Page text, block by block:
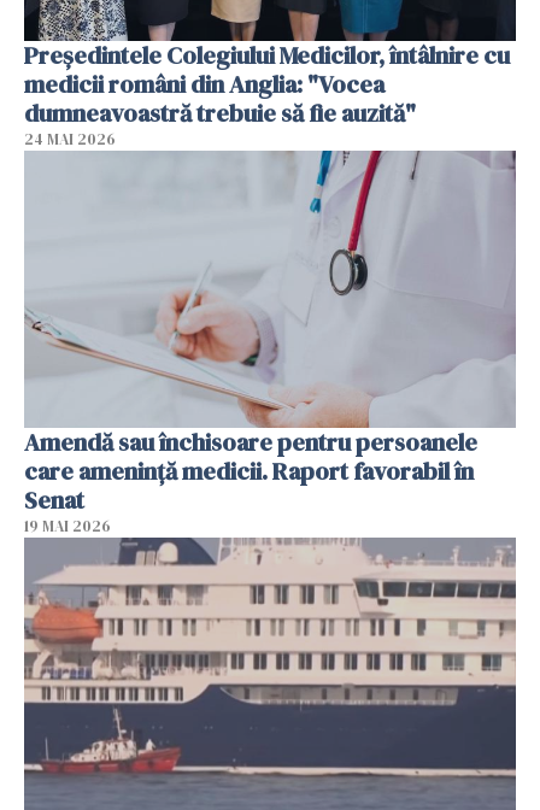
Președintele Colegiului Medicilor, întâlnire cu
medicii români din Anglia: "Vocea
dumneavoastră trebuie să fie auzită"
24 MAI 2026
Amendă sau închisoare pentru persoanele
care ameninţă medicii. Raport favorabil în
Senat
19 MAI 2026